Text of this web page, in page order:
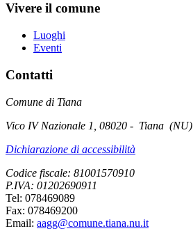
Vivere il comune
Luoghi
Eventi
Contatti
Comune di Tiana
Vico IV Nazionale 1, 08020 - Tiana (NU)
Dichiarazione di accessibilità
Codice fiscale: 81001570910
P.IVA: 01202690911
Tel: 078469089
Fax: 078469200
Email: aagg@comune.tiana.nu.it